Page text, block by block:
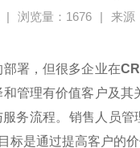
| 浏览量：1676 | 来源
部署，但很多企业在
管理有价值客户及
务流程。销售人员
标是通过提高客户的